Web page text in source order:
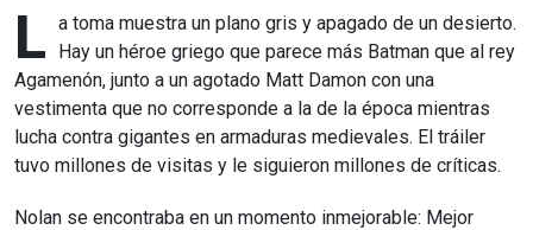
L a toma muestra un plano gris y apagado de un desierto.
Hay un héroe griego que parece más Batman que al rey
Agamenón, junto a un agotado Matt Damon con una
vestimenta que no corresponde a la de la época mientras
lucha contra gigantes en armaduras medievales. El tráiler
tuvo millones de visitas y le siguieron millones de críticas.
Nolan se encontraba en un momento inmejorable: Mejor